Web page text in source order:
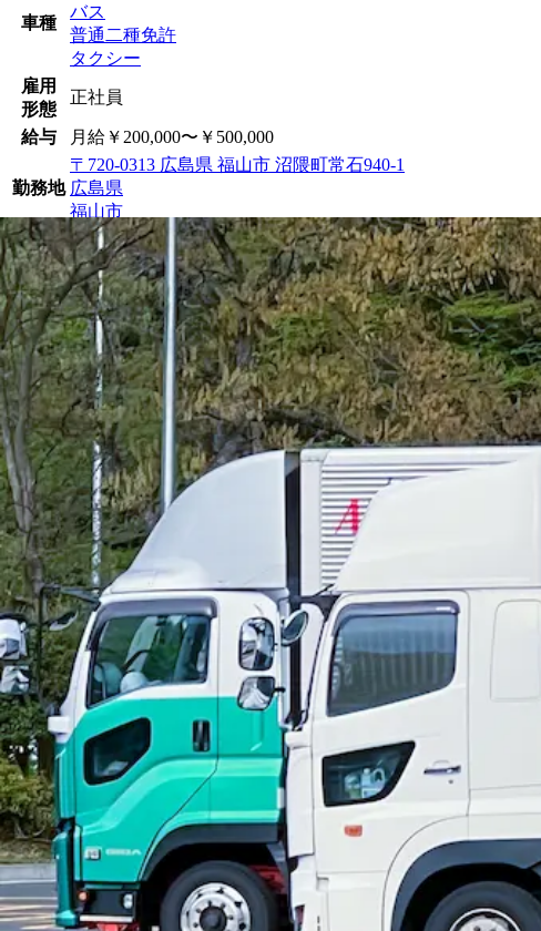
車種
バス
普通二種免許
タクシー
雇用
形態
正社員
給与 月給￥200,000〜￥500,000
勤務地
〒720-0313 広島県 福山市 沼隈町常石940-1
広島県
福山市
働きやすい環境♪
1車1人制を導入しているため、自分だけの専用車での乗務ができ
ドライブレコーダーや防犯カメラも搭載しており、防犯も安心◎
整っておりますので、未経験の方にもオススメです。
プライベートも大切にできる◎
休日・勤務時間・残業についてなど、いつでも調整しています！
下さい。 ライフスタイルに合わせた働き方を実現出来るから、
歩合制でがっつり稼ごう！
給与は売上の48％~54％に応じた歩合制を採用。 （出勤率によっ
えやすいためモチベーションアップにも繋がります◎ 各種手当も
い！ そんな希望も叶えることができます。
募集要項・詳細
給与
想定給与
月給￥200,000〜￥500,000
頑張りがしっかり反映します！
◆ 月収：【20万~ 50万円以上】 -
えた場合は10,000円 - 正月出勤手当：三が日は売上の60％＋1,000
仕事内容
二種免許